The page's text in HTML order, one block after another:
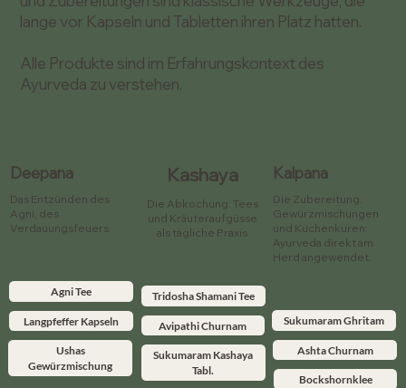
lange vor Kapseln und Tabletten ihren Platz hatten.
Alle Produkte sind im Erfahrungskontext des
Ayurveda zu verstehen.
Deepana
Das Entzünden des
Agni, des
Verdauungsfeuers.
Agni Tee
Langpfeffer Kapseln
Ushas
Gewürzmischung
Kashaya
Die Abkochung. Tees
und Kräuteraufgüsse
als tägliche Praxis
Tridosha Shamani Tee
Avipathi Churnam
Sukumaram Kashaya
Tabl.
Kalpana
Die Zubereitung.
Gewürzmischungen
und Küchenkuren:
Ayurveda direkt am
Herd angewendet.
Sukumaram Ghritam
Ashta Churnam
Bockshornklee